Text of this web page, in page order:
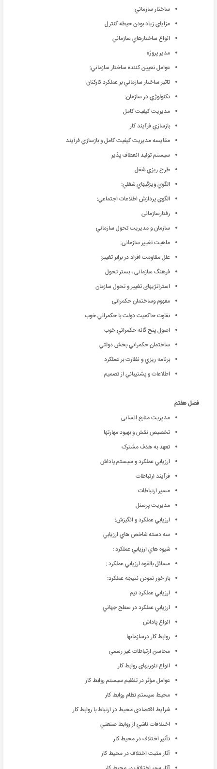
ساختار سازماني
مزاياي زياد بودن حيطه كنترل
انواع ساختارهاي سازماني
مدير پروژه
عوامل تعيين كننده ساختار سازماني:
تاثير ساختار سازماني بر عملكرد كاركنان
تکنولوژي در سازمان:
مديريت کيفيت کامل
بازسازي فرآيند کار
مقايسه مديريت کيفيت کامل و بازسازي فرآيند
سيستم توليد انعطاف پذير
طرح ريزي شغل
الگوي ويژگيهاي شغلي:
الگوي پردازش اطلاعات اجتماعي:
رفتارسازمانی
سازمان و مديريت تحول سازماني
ماهیت تغییر سازمانی:
علل مقاومت افراد در برابر تغییر:
فرهنگ سازمانی ، بستر تحول
استراتژیهای تغییر و تحول سازمان
مفهوم وساختمان حکمرانی
تفاوت حاکميت دولت با حکمراني خوب
اصول پنج گانه حکمراني خوب
ساختمان حکمراني بخش دولتي
برنامه ريزي و نظارت بر عملکرد
اطلاعات و پشتيباني از تصميم
فصل هفتم
مدیریت منابع انسانی
تخصيص نقش و بهبود مهارتها
تعهد به هدف مشترک
ارزيابي عملکرد و سيستم پاداش
فرآيند ارتباطات
مسير ارتباطات
مدیریت پرسنل
ارزيابي عملكرد و انگيزش:
سه دسته شاخص هاي ارزيابي
شيوه هاي ارزيابي عملكرد :
مسائل بالقوه ارزيابي عملکرد :
باز خور نمودن نتيجه عملكرد:
ارزيابي عملكرد تيم
ارزيابي عملكرد در سطح جهاني
انواع پاداش
روابط کار درسازمانها
محاسن ارتباطات غیر رسمی
انواع تئوریهای روابط کار
عوامل مؤثر در تنظیم سیستم روابط کار
محیط سیستم نظام روابط کار
شرایط اقتصادی محیط در ارتباط با روابط کار
اختلافات ناشي از روابط صنعتي
تأثير اختلاف در محيط كار
آثار مثبت اختلاف در محيط كار